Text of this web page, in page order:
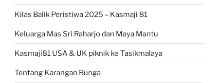
Kilas Balik Peristiwa 2025 – Kasmaji 81
Keluarga Mas Sri Raharjo dan Maya Mantu
Kasmaji81 USA & UK piknik ke Tasikmalaya
Tentang Karangan Bunga